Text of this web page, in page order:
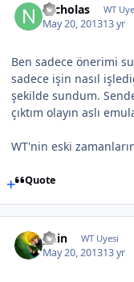
Nicholas WT
May 20, 201313 yr
Ben sadece önerimi
sadece işin nasıl
şekilde sundum.
çıktım olayın aslı
WT'nin eski
Quote
guin WT Uyesi
May 20, 201313 yr